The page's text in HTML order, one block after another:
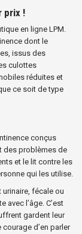
prix !
en ligne LPM.
dont le
issus des
culottes
réduites et
ce soit de type
conçus
des problèmes de
et le lit contre les
qui les utilise.
urinaire, fécale ou
avec l’âge. C’est
gardent leur
d’en parler